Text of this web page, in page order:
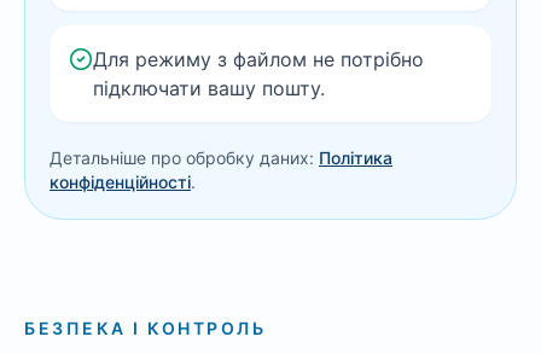
Для режиму з файлом не потрібно
підключати вашу пошту.
Детальніше про обробку даних: Політика
конфіденційності.
БЕЗПЕКА І КОНТРОЛЬ